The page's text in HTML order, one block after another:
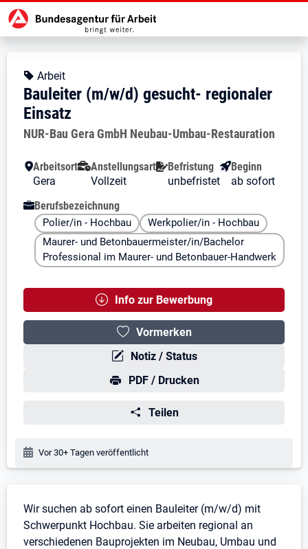
Zur Jobsuche Startseite
Stellendetails zu: Bauleiter (m/
Bauleiter (m/w/d) gesucht-
Bauleiter (m/w/d) gesucht-
Kopfbereich
Angebotsart:
Arbeit
Bauleiter (m/w/d) gesucht- regionaler
Einsatz
Arbeitgeber:
NUR-Bau Gera GmbH Neubau-Umbau-Restauration
Besondere Merkmale
Arbeitsort
Gera
Anstellungsart
Vollzeit
Befristung
unbefristet
Beginn
ab sofort
Berufsbezeichnung
Polier/in - Hochbau
Werkpolier/in - Hochbau
Maurer- und Betonbauermeister/in/Bachelor
Professional im Maurer- und Betonbauer-Handwerk
Info zur Bewerbung
Vormerken
Notiz / Status
PDF / Drucken
Teilen
Veröffentlichungsdatum:
Vor 30+ Tagen veröffentlicht
Stellenbeschreibung
Wir suchen ab sofort einen Bauleiter (m/w/d) mit
Schwerpunkt Hochbau. Sie arbeiten regional an
verschiedenen Bauprojekten im Neubau, Umbau und